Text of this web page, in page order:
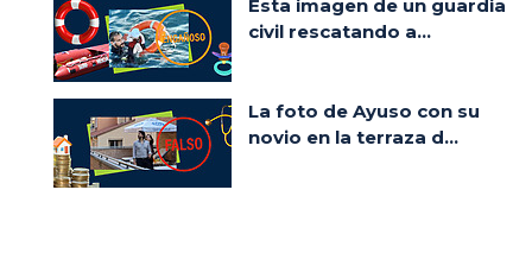
Esta imagen de un guardia
civil rescatando a...
La foto de Ayuso con su
novio en la terraza d...